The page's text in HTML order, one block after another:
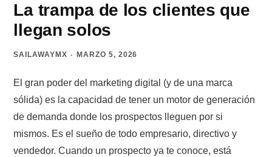
La trampa de los clientes que
llegan solos
SAILAWAYMX MARZO 5, 2026
El gran poder del marketing digital (y de una marca
sólida) es la capacidad de tener un motor de generación
de demanda donde los prospectos lleguen por si
mismos. Es el sueño de todo empresario, directivo y
vendedor. Cuando un prospecto ya te conoce, está